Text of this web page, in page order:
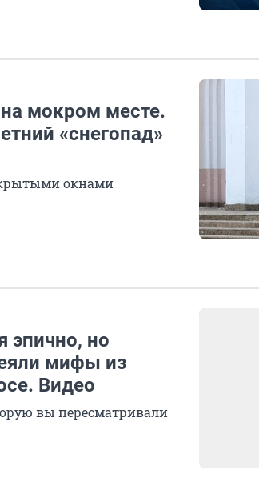
мокром месте.
«снегопад»
окнами
эпично, но
мифы из
Видео
вы пересматривали